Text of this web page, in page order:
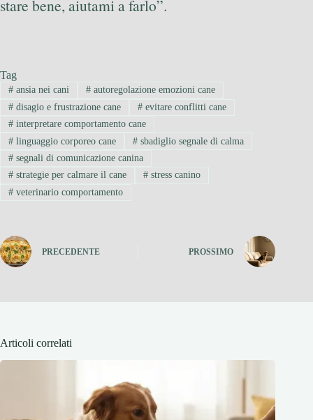
stare bene, aiutami a farlo”.
Tag
#ansia nei cani #autoregolazione emozioni cane
#disagio e frustrazione cane #evitare conflitti cane
#interpretare comportamento cane
#linguaggio corporeo cane #sbadiglio segnale di calma
#segnali di comunicazione canina
#strategie per calmare il cane #stress canino
#veterinario comportamento
PRECEDENTE PROSSIMO
Articoli correlati